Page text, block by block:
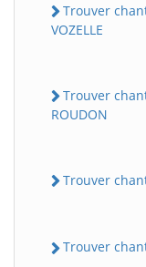
Trouver
VOZELLE
Trouver
ROUDON
Trouver
Trouver